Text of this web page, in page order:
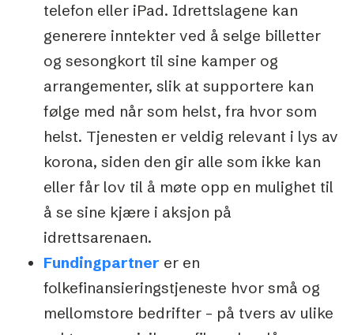
telefon eller iPad. Idrettslagene kan
generere inntekter ved å selge billetter
og sesongkort til sine kamper og
arrangementer, slik at supportere kan
følge med når som helst, fra hvor som
helst. Tjenesten er veldig relevant i lys av
korona, siden den gir alle som ikke kan
eller får lov til å møte opp en mulighet til
å se sine kjære i aksjon på
idrettsarenaen.
Fundingpartner er en
folkefinansieringstjeneste hvor små og
mellomstore bedrifter – på tvers av ulike